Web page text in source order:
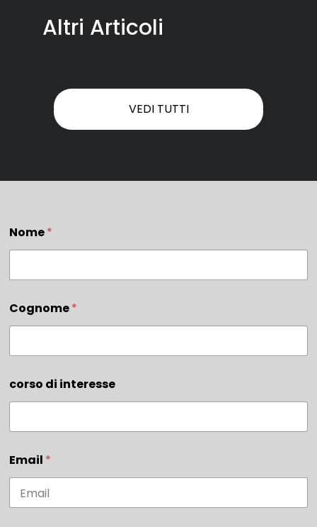
Altri Articoli
VEDI TUTTI
Nome*
Cognome*
corso di interesse
Email *